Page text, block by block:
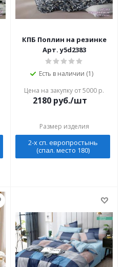
КПБ Поплин на резинке
Арт. y5d2383
Есть в наличии (1)
Цена на закупку от 5000 р.
2180 руб./шт
Размер изделия
2-х сп. европростынь
(спал. место 180)